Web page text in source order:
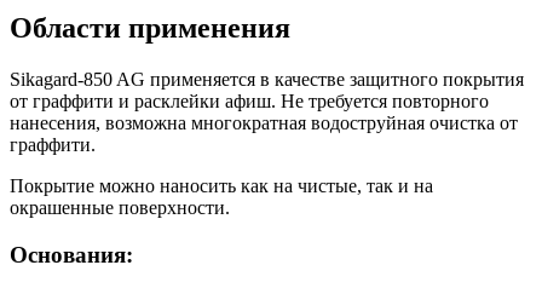
Области применения
Sikagard-850 AG применяется в качестве защитного покрытия
от граффити и расклейки афиш. Не требуется повторного
нанесения, возможна многократная водоструйная очистка от
граффити.
Покрытие можно наносить как на чистые, так и на
окрашенные поверхности.
Основания: